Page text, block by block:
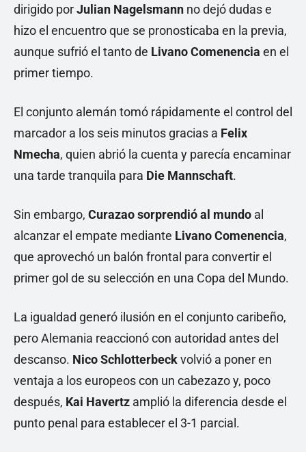
dirigido porJulian Nagelsmann no dejó dudas e
hizo el encuentro que se pronosticaba en la previa,
aunque sufrió el tanto de Livano Comenencia en el
primer tiempo.
El conjunto alemán tomó rápidamente el control del
marcador a los seis minutos gracias a Felix
Nmecha, quien abrió la cuenta y parecía encaminar
una tarde tranquila para Die Mannschaft.
Sin embargo, Curazao sorprendió al mundo al
alcanzar el empate mediante Livano Comenencia,
que aprovechó un balón frontal para convertir el
primer gol de su selección en una Copa del Mundo.
La igualdad generó ilusión en el conjunto caribeño,
pero Alemania reaccionó con autoridad antes del
descanso. Nico Schlotterbeckvolvió a poner en
ventaja a los europeos con un cabezazo y, poco
después, Kai Havertz amplió la diferencia desde el
punto penal para establecer el 3-1 parcial.